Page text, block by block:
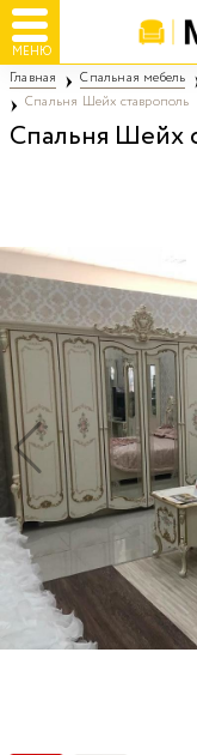
МЕНЮ
Главная Спальная мебель
Спальня Шейх ставрополь
Спальня Шейх